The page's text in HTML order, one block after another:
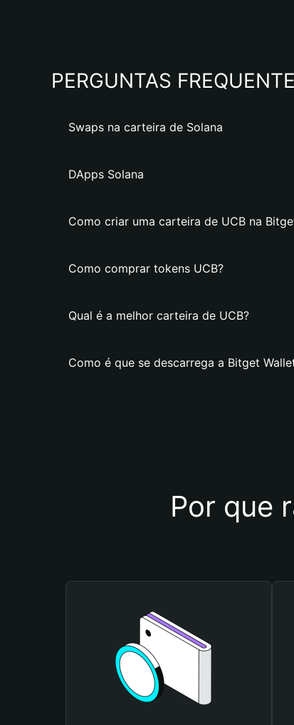
PERGUNTAS
Swaps na carteira de Solana
DApps Solana
Como criar uma carteira de UCB na
Como comprar tokens UCB?
Qual é a melhor carteira de UCB?
Como é que se descarrega a Bitget
Por que